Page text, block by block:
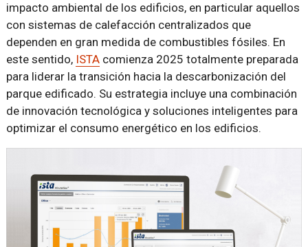
impacto ambiental de los edificios, en particular aquellos
con sistemas de calefacción centralizados que
dependen en gran medida de combustibles fósiles. En
este sentido, ISTAcomienza 2025 totalmente preparada
para liderar la transición hacia la descarbonización del
parque edificado. Su estrategia incluye una combinación
de innovación tecnológica y soluciones inteligentes para
optimizar el consumo energético en los edificios.